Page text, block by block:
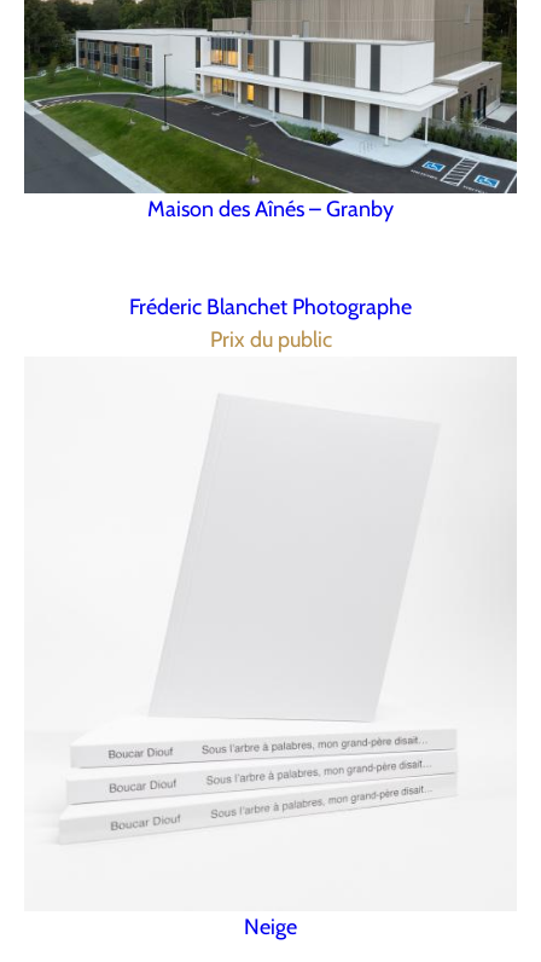
Maison des Aînés – Granby
Fréderic Blanchet Photographe
Prix du public
Neige